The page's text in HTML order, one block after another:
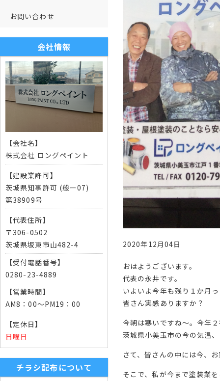
2020年12月04日
おはようございます。
代表の永井です。
いよいよ今年も残り１か月
皆さん実感ありますか？
今朝は寒いですね〜。今年
茨城県小美玉市の今の気温
さて、皆さんの中には今、
そこで、私が今まで塗装業
お問い合わせ
会社情報
【会社名】
株式会社 ロングペイント
【建設業許可】
茨城県知事許可 (般ー07)
第38909号
【代表住所】
〒306-0502
茨城県坂東市山482-4
【受付電話番号】
0280-23-4889
【営業時間】
AM8：00～PM19：00
【定休日】
日曜日
チラシ配布について